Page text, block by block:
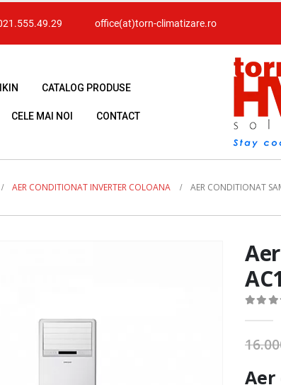
office(at)torn-climatizare.ro
CATALOG PRODUSE
CELE MAI NOI CONTACT
AER CONDITIONAT INVERTER COLOANA AER CONDITIONAT